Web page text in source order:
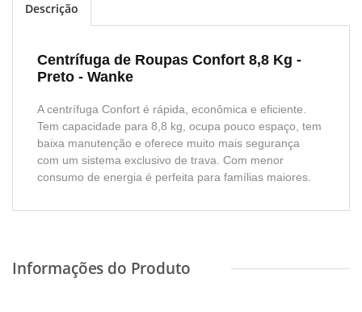
Descrição
Centrífuga de Roupas Confort 8,8 Kg -
Preto - Wanke
A centrífuga Confort é rápida, econômica e eficiente.
Tem capacidade para 8,8 kg, ocupa pouco espaço, tem
baixa manutenção e oferece muito mais segurança
com um sistema exclusivo de trava. Com menor
consumo de energia é perfeita para famílias maiores.